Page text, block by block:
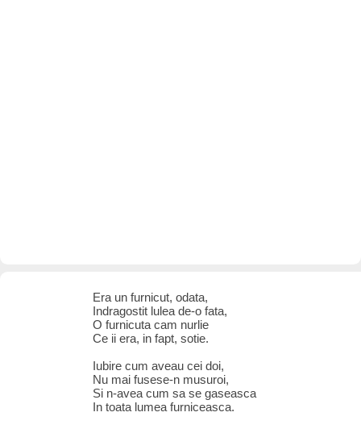
Era un furnicut, odata,
Indragostit lulea de-o fata,
O furnicuta cam nurlie
Ce ii era, in fapt, sotie.
Iubire cum aveau cei doi,
Nu mai fusese-n musuroi,
Si n-avea cum sa se gaseasca
In toata lumea furniceasca.